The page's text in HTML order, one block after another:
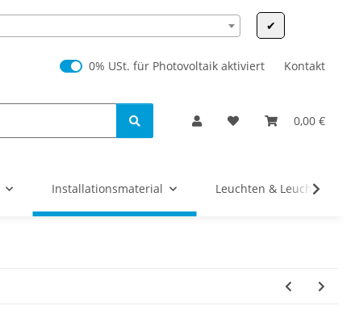
✔
0% USt. für Photovoltaik (§ 12 Abs. 3 UStG)
0% USt. für Photovoltaik aktiviert Kontakt
0,00 €
Installationsmaterial Leuchten & Leuchtmittel